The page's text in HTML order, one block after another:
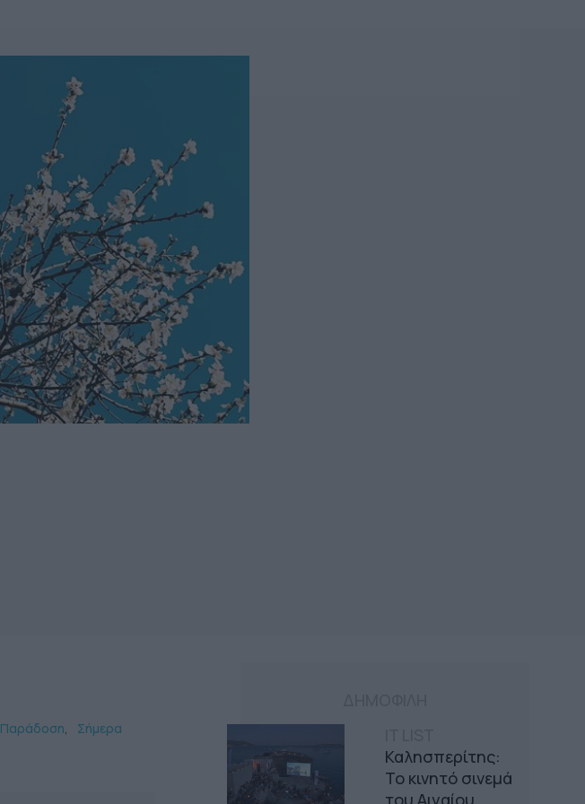
Καλησπερίτης:
Το κινητό σινεμά
του Αιγαίου
Παράδοση Σήμερα